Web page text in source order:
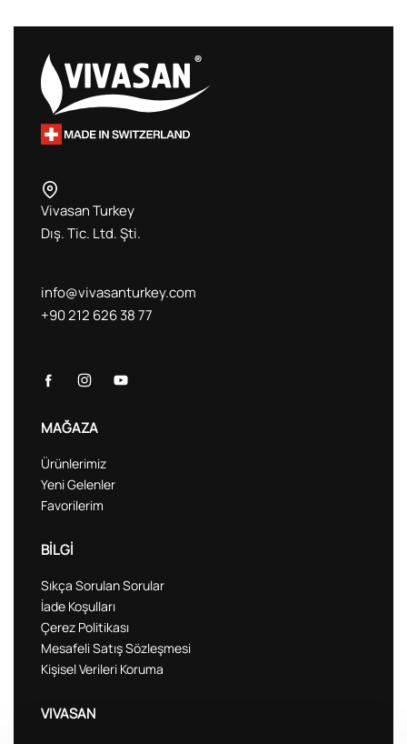
Vivasan Turkey
Dış. Tic. Ltd. Şti.
info@vivasanturkey.com
+90 212 626 38 77
MAĞAZA
Ürünlerimiz
Yeni Gelenler
Favorilerim
BİLGİ
Sıkça Sorulan Sorular
İade Koşulları
Çerez Politikası
Mesafeli Satış Sözleşmesi
Kişisel Verileri Koruma
VIVASAN